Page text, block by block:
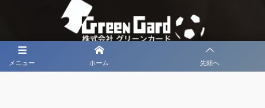
メニュー ホーム 先頭へ